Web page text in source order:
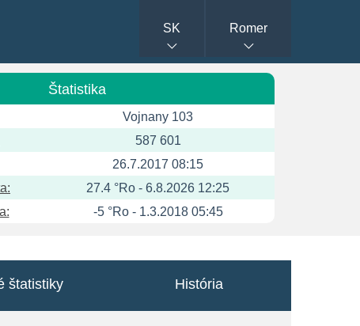
SK Romer
Štatistika
Vojnany 103
587 601
26.7.2017 08:15
27.4 °Ro - 6.8.2026 12:25
-5 °Ro - 1.3.2018 05:45
štatistiky História